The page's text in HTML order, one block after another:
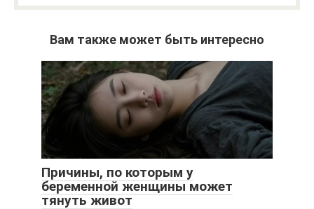
Вам также может быть интересно
Причины, по которым у
беременной женщины может
тянуть живот